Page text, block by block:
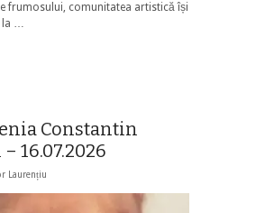
frumosului, comunitatea artistică își
la …
Constantin
– 16.07.2026
Laurențiu